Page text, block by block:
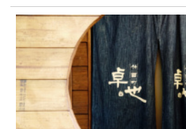
子…每一間都好好逛